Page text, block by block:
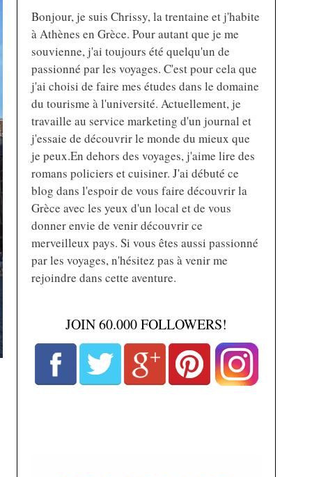
Bonjour, je suis Chrissy, la trentaine et j'habite
à Athènes en Grèce. Pour autant que je me
souvienne, j'ai toujours été quelqu'un de
passionné par les voyages. C'est pour cela que
j'ai choisi de faire mes études dans le domaine
du tourisme à l'université. Actuellement, je
travaille au service marketing d'un journal et
j'essaie de découvrir le monde du mieux que
je peux.En dehors des voyages, j'aime lire des
romans policiers et cuisiner. J'ai débuté ce
blog dans l'espoir de vous faire découvrir la
Grèce avec les yeux d'un local et de vous
donner envie de venir découvrir ce
merveilleux pays. Si vous êtes aussi passionné
par les voyages, n'hésitez pas à venir me
rejoindre dans cette aventure.
JOIN 60.000 FOLLOWERS!